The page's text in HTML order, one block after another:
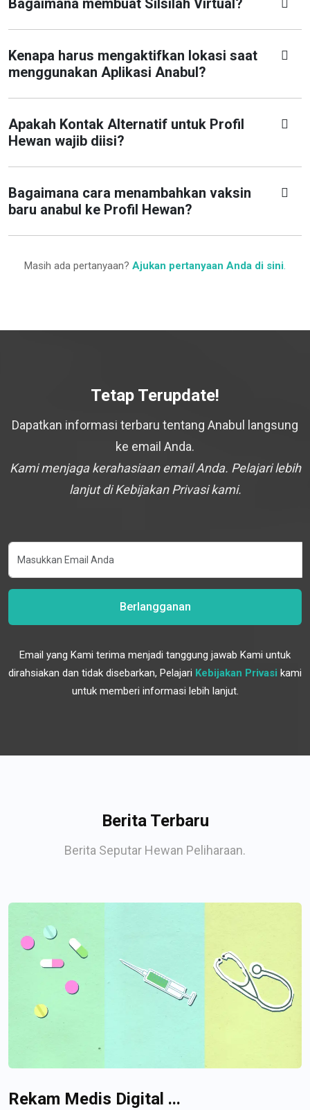
Bagaimana membuat Silsilah Virtual?
Kenapa harus mengaktifkan lokasi saat
menggunakan Aplikasi Anabul?
Apakah Kontak Alternatif untuk Profil
Hewan wajib diisi?
Bagaimana cara menambahkan vaksin
baru anabul ke Profil Hewan?
Masih ada pertanyaan? Ajukan pertanyaan Anda di sini.
Tetap Terupdate!
Dapatkan informasi terbaru tentang Anabul langsung
ke email Anda.
Kami menjaga kerahasiaan email Anda. Pelajari lebih
lanjut di Kebijakan Privasi kami.
Berlangganan
Email yang Kami terima menjadi tanggung jawab Kami untuk
dirahsiakan dan tidak disebarkan, Pelajari Kebijakan Privasi kami
untuk memberi informasi lebih lanjut.
Berita Terbaru
Berita Seputar Hewan Peliharaan.
Rekam Medis Digital ...